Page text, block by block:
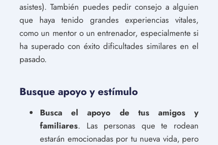
asistes). También puedes pedir consejo a alguien
que haya tenido grandes experiencias vitales,
como un mentor o un entrenador, especialmente si
ha superado con éxito dificultades similares en el
pasado.
Busque apoyo y estímulo
Busca el apoyo de tus amigos y
familiares. Las personas que te rodean
estarán emocionadas por tu nueva vida, pero